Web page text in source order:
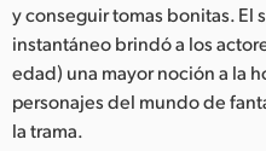
UAE
Ukraine
y conseguir tomas bonitas. El
instantáneo brindó a los
edad) una mayor noción a la
personajes del mundo de
la trama.